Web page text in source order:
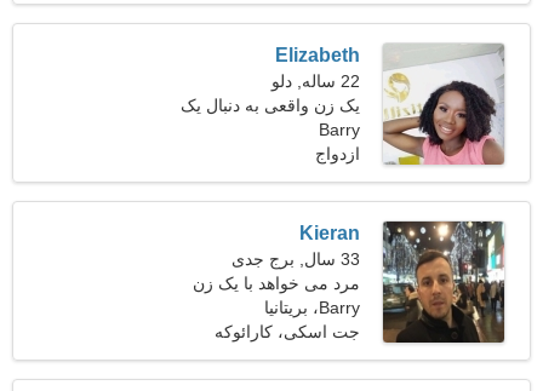
Elizabeth
22 ساله, دلو
یک زن واقعی به دنبال یک
رابطه واقعی است
Barry
ازدواج
Kieran
33 سال, برج جدی
مرد می خواهد با یک زن
ملاقات کند 26-28
Barry، بریتانیا
جت اسکی، کارائوکه